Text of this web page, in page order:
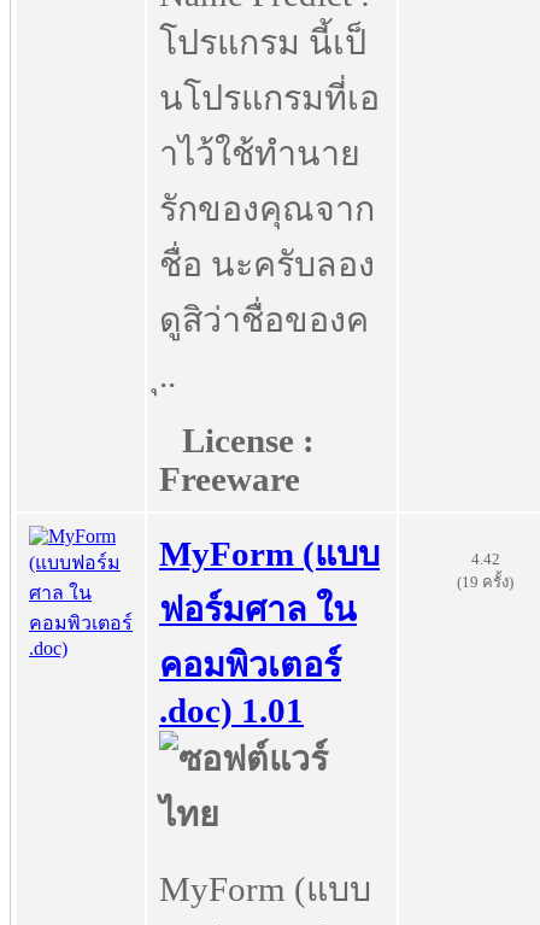
โปรแกรม นี้เป็
นโปรแกรมที่เอ
าไว้ใช้ทำนาย
รักของคุณจาก
ชื่อ นะครับลอง
ดูสิว่าชื่อของค
ุ..
License :
Freeware
MyForm (แบบ
ฟอร์มศาล ใน
คอมพิวเตอร์
.doc) 1.01
MyForm (แบบ
4.42
(19 ครั้ง)